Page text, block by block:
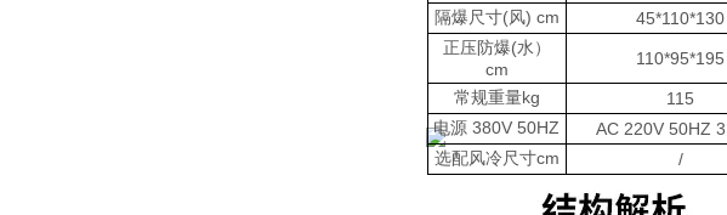
隔爆尺寸(风) cm
45*110*130
正压防爆(水）
cm
110*95*195
常规重量kg
115
电源 380V 50HZ
AC 220V 50HZ
选配风冷尺寸cm
/